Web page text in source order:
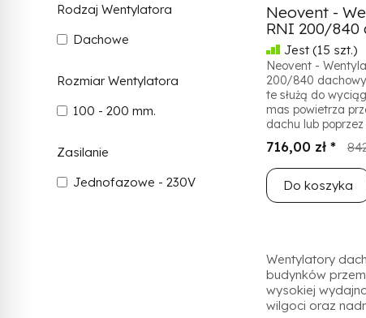
Neovent -
RNI 200/840
Jest(15 szt.)
Neovent -
200/840
te służą do
mas powietrza
dachu lub poprzez
716,00 zł *
Do koszyka
Wentylatory
budynków
wysokiej
wilgoci oraz
Rodzaj Wentylatora
Dachowe
Rozmiar Wentylatora
100 - 200 mm.
Zasilanie
Jednofazowe - 230V